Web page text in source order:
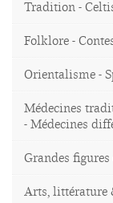
Tradition -
Folklore -
Orientalisme -
Médecines
- Médecines
Grandes
Arts, littérature